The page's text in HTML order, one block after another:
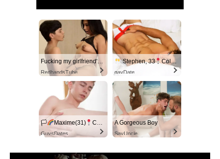
Fucking my girlfriend's hot mommy by mistake
RedhandsTube
Stephen, 33 Columbus
gayDate
🏳‍ Maxime(31) Columbus
GuysDates
A Gorgeous Boy
SayUncle